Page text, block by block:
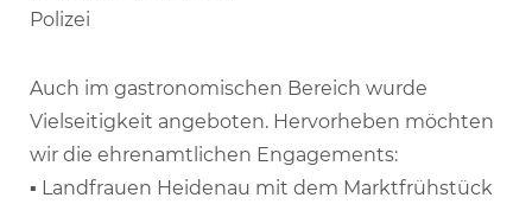
Polizei
Auch im gastronomischen Bereich wurde
Vielseitigkeit angeboten. Hervorheben möchten
wir die ehrenamtlichen Engagements:
▪ Landfrauen Heidenau mit dem Marktfrühstück